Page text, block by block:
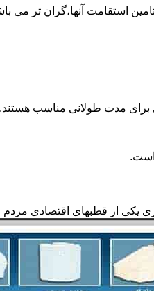
استقامت آنها،گران تر می
برای مدت طولانی مناسب هستند.
یکی از قطبهای اقتصادی